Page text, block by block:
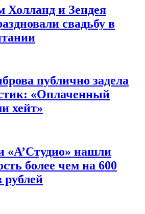
Холланд и Зендея
свадьбу в
публично задела
«Оплаченный
хейт»
«А’Студио» нашли
более чем на 600
рублей